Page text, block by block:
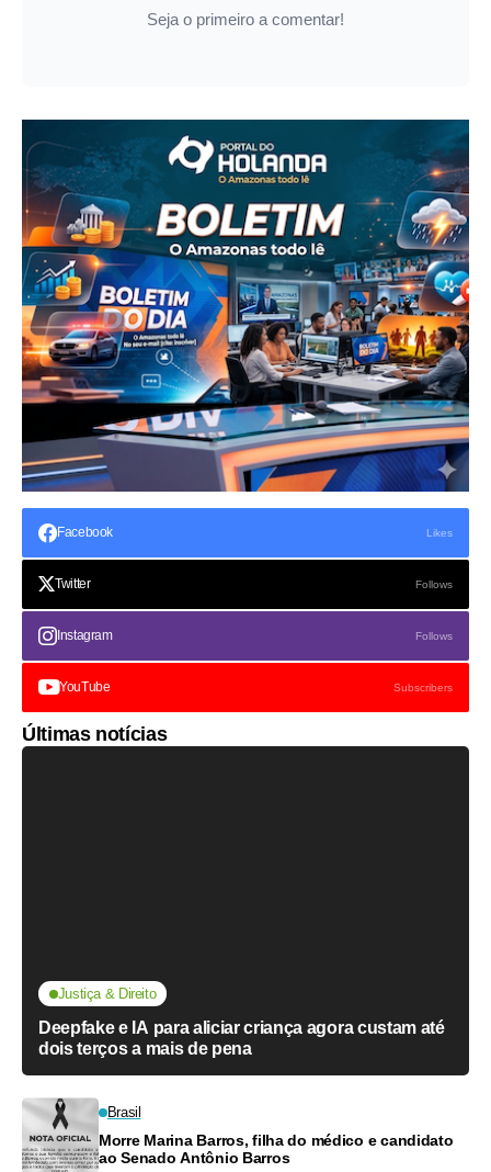
Seja o primeiro a comentar!
Facebook Likes
Twitter Follows
Instagram Follows
YouTube Subscribers
Últimas notícias
Justiça & Direito
Deepfake e IA para aliciar criança agora custam até
dois terços a mais de pena
Brasil
Morre Marina Barros, filha do médico e candidato
ao Senado Antônio Barros